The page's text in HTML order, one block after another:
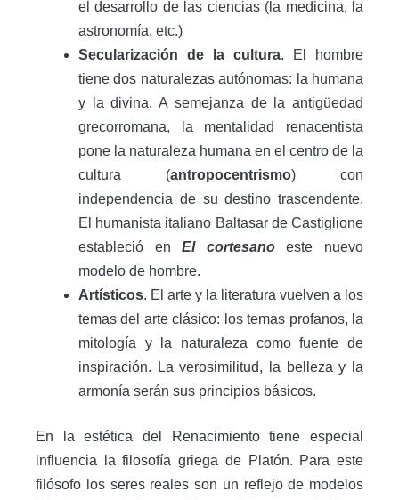
el desarrollo de las ciencias (la medicina, la
astronomía, etc.)
Secularización de la cultura. El hombre
tiene dos naturalezas autónomas: la humana
y la divina. A semejanza de la antigüedad
grecorromana, la mentalidad renacentista
pone la naturaleza humana en el centro de la
cultura (antropocentrismo) con
independencia de su destino trascendente.
El humanista italiano Baltasar de Castiglione
estableció enEl cortesanoeste nuevo
modelo de hombre.
Artísticos. El arte y la literatura vuelven a los
temas del arte clásico: los temas profanos, la
mitología y la naturaleza como fuente de
inspiración. La verosimilitud, la belleza y la
armonía serán sus principios básicos.
En la estética del Renacimiento tiene especial
influencia la filosofía griega de Platón. Para este
filósofo los seres reales son un reflejo de modelos